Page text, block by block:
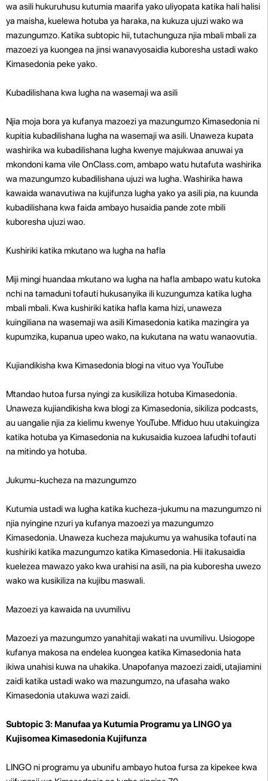
wa asili hukuruhusu kutumia maarifa yako uliyopata katika hali halisi
ya maisha, kuelewa hotuba ya haraka, na kukuza ujuzi wako wa
mazungumzo. Katika subtopic hii, tutachunguza njia mbali mbali za
mazoezi ya kuongea na jinsi wanavyosaidia kuboresha ustadi wako
Kimasedonia peke yako.
Kubadilishana kwa lugha na wasemaji wa asili
Njia moja bora ya kufanya mazoezi ya mazungumzo Kimasedonia ni
kupitia kubadilishana lugha na wasemaji wa asili. Unaweza kupata
washirika wa kubadilishana lugha kwenye majukwaa anuwai ya
mkondoni kama vile OnClass.com, ambapo watu hutafuta washirika
wa mazungumzo kubadilishana ujuzi wa lugha. Washirika hawa
kawaida wanavutiwa na kujifunza lugha yako ya asili pia, na kuunda
kubadilishana kwa faida ambayo husaidia pande zote mbili
kuboresha ujuzi wao.
Kushiriki katika mkutano wa lugha na hafla
Miji mingi huandaa mkutano wa lugha na hafla ambapo watu kutoka
nchi na tamaduni tofauti hukusanyika ili kuzungumza katika lugha
mbali mbali. Kwa kushiriki katika hafla kama hizi, unaweza
kuingiliana na wasemaji wa asili Kimasedonia katika mazingira ya
kupumzika, kupanua upeo wako, na kukutana na watu wanaovutia.
Kujiandikisha kwa Kimasedonia blogi na vituo vya YouTube
Mtandao hutoa fursa nyingi za kusikiliza hotuba Kimasedonia.
Unaweza kujiandikisha kwa blogi za Kimasedonia, sikiliza podcasts,
au uangalie njia za kielimu kwenye YouTube. Mfiduo huu utakuingiza
katika hotuba ya Kimasedonia na kukusaidia kuzoea lafudhi tofauti
na mitindo ya hotuba.
Jukumu-kucheza na mazungumzo
Kutumia ustadi wa lugha katika kucheza-jukumu na mazungumzo ni
njia nyingine nzuri ya kufanya mazoezi ya mazungumzo
Kimasedonia. Unaweza kucheza majukumu ya wahusika tofauti na
kushiriki katika mazungumzo katika Kimasedonia. Hii itakusaidia
kuelezea mawazo yako kwa urahisi na asili, na pia kuboresha uwezo
wako wa kusikiliza na kujibu maswali.
Mazoezi ya kawaida na uvumilivu
Mazoezi ya mazungumzo yanahitaji wakati na uvumilivu. Usiogope
kufanya makosa na endelea kuongea katika Kimasedonia hata
ikiwa unahisi kuwa na uhakika. Unapofanya mazoezi zaidi, utajiamini
zaidi katika ustadi wako wa mazungumzo, na ufasaha wako
Kimasedonia utakuwa wazi zaidi.
Subtopic 3: Manufaa ya Kutumia Programu ya LINGO ya
Kujisomea Kimasedonia Kujifunza
LINGO ni programu ya ubunifu ambayo hutoa fursa za kipekee kwa